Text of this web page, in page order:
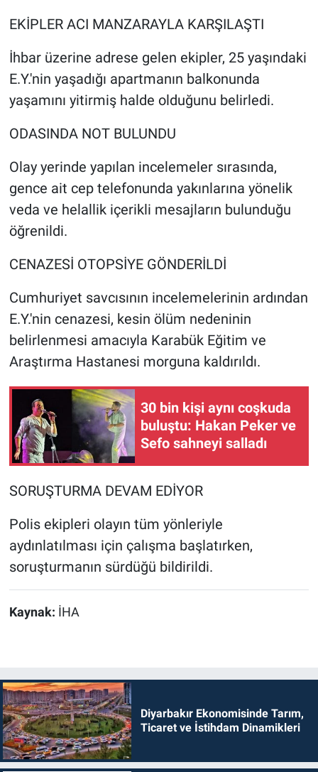
EKİPLER ACI MANZARAYLA KARŞILAŞTI
İhbar üzerine adrese gelen ekipler, 25 yaşındaki
E.Y.'nin yaşadığı apartmanın balkonunda
yaşamını yitirmiş halde olduğunu belirledi.
ODASINDA NOT BULUNDU
Olay yerinde yapılan incelemeler sırasında,
gence ait cep telefonunda yakınlarına yönelik
veda ve helallik içerikli mesajların bulunduğu
öğrenildi.
CENAZESİ OTOPSİYE GÖNDERİLDİ
Cumhuriyet savcısının incelemelerinin ardından
E.Y.'nin cenazesi, kesin ölüm nedeninin
belirlenmesi amacıyla Karabük Eğitim ve
Araştırma Hastanesi morguna kaldırıldı.
30 bin kişi aynı coşkuda
buluştu: Hakan Peker ve
Sefo sahneyi salladı
SORUŞTURMA DEVAM EDİYOR
Polis ekipleri olayın tüm yönleriyle
aydınlatılması için çalışma başlatırken,
soruşturmanın sürdüğü bildirildi.
Kaynak: İHA
Diyarbakır Ekonomisinde Tarım,
Ticaret ve İstihdam Dinamikleri